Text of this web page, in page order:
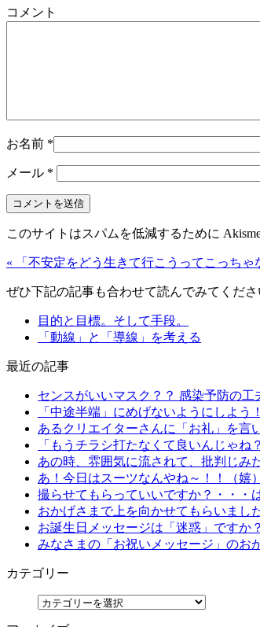
コメント
お名前 *
メール *
このサイトはスパムを低減するために
« 「不安定をどう生きて行こうってこっちゃ
ぜひ下記の記事も合わせて読んでみてくださ
目的と目標。そして手段。
「動線」と「導線」を考える
最近の記事
センスがいいマスク？？ 感染予防の工
「中途半端」にめげないようにしよう
あるクリエイターさんに「お礼」を言
「もうチラシ打たなくて良いんじゃね
あの時、雰囲気に流されて、批判じみ
あ！今日はスーツなんやね～！！（嬉
撮らせてもらっていいですか？・・・
おかげさまで上を向かせてもらいまし
お誕生日メッセージは「迷惑」ですか
みなさまの「お祝いメッセージ」のお
カテゴリー